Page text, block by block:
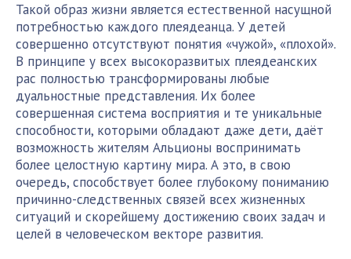
Такой образ жизни является естественной насущной
потребностью каждого плеядеанца. У детей
совершенно отсутствуют понятия «чужой», «плохой».
В принципе у всех высокоразвитых плеядеанских
рас полностью трансформированы любые
дуальностные представления. Их более
совершенная система восприятия и те уникальные
способности, которыми обладают даже дети, даёт
возможность жителям Альционы воспринимать
более целостную картину мира. А это, в свою
очередь, способствует более глубокому пониманию
причинно-следственных связей всех жизненных
ситуаций и скорейшему достижению своих задач и
целей в человеческом векторе развития.